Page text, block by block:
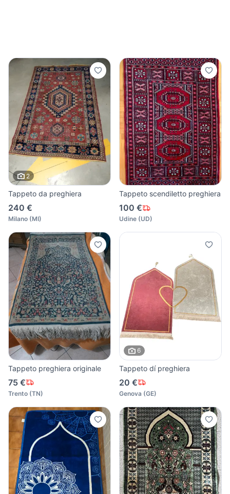
2
Tappeto da preghiera
240 €
Milano (MI)
Tappeto scendiletto preghiera
100 €
Udine (UD)
Tappeto preghiera originale
75 €
Trento (TN)
6
Tappeto dí preghiera
20 €
Genova (GE)